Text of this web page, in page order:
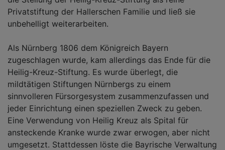
Privatstiftung der Hallerschen Familie und ließ sie
unbehelligt weiterarbeiten.
Als Nürnberg 1806 dem Königreich Bayern
zugeschlagen wurde, kam allerdings das Ende für die
Heilig-Kreuz-Stiftung. Es wurde überlegt, die
mildtätigen Stiftungen Nürnbergs zu einem
sinnvolleren Fürsorgesystem zusammenzufassen und
jeder Einrichtung einen speziellen Zweck zu geben.
Eine Verwendung von Heilig Kreuz als Spital für
ansteckende Kranke wurde zwar erwogen, aber nicht
umgesetzt. Stattdessen löste die Bayrische Verwaltung